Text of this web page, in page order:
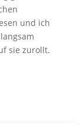
und ich
sie zurollt.